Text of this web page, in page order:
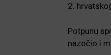
2.
Potpunu
nazočio i